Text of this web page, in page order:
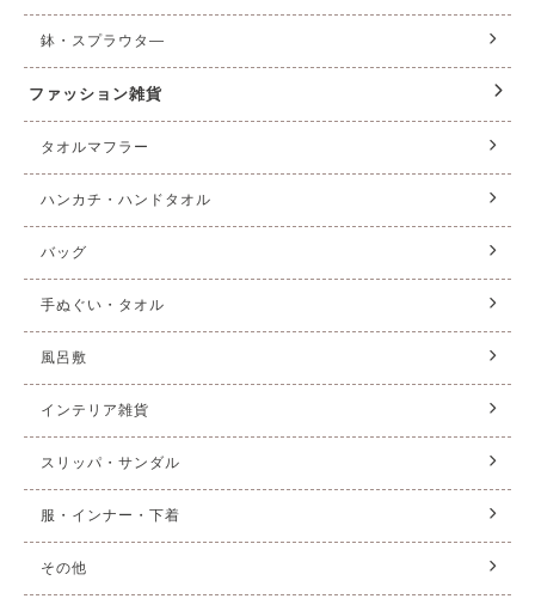
鉢・スプラウタ—
ファッション雑貨
タオルマフラー
ハンカチ・ハンドタオル
バッグ
手ぬぐい・タオル
風呂敷
インテリア雑貨
スリッパ・サンダル
服・インナー・下着
その他